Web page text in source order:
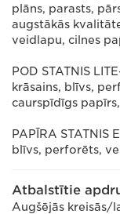
plāns, parasts,
augstākās
veidlapu, cilnes
POD STATNIS
krāsains, blīvs,
caurspīdīgs
PAPĪRA STATNIS
blīvs, perforēts,
Atbalstītie
Augšējās kreisās/